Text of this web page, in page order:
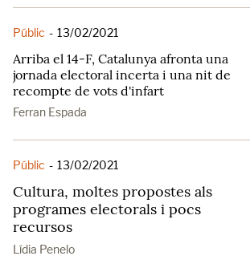
Públic - 13/02/2021
Arriba el 14-F, Catalunya afronta una
jornada electoral incerta i una nit de
recompte de vots d'infart
Ferran Espada
Públic - 13/02/2021
Cultura, moltes propostes als
programes electorals i pocs
recursos
Lídia Penelo